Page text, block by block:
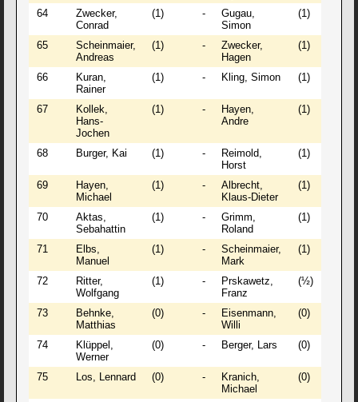
64
Zwecker,
Conrad
(1) -
Gugau,
Simon
(1)
65
Scheinmaier,
Andreas
(1) -
Zwecker,
Hagen
(1)
66
Kuran,
Rainer
(1) - Kling, Simon (1)
67
Kollek,
Hans-
Jochen
(1) -
Hayen,
Andre
(1)
68 Burger, Kai (1) -
Reimold,
Horst
(1)
69
Hayen,
Michael
(1) -
Albrecht,
Klaus-Dieter
(1)
70
Aktas,
Sebahattin
(1) -
Grimm,
Roland
(1)
71
Elbs,
Manuel
(1) -
Scheinmaier,
Mark
(1)
72
Ritter,
Wolfgang
(1) -
Prskawetz,
Franz
(½)
73
Behnke,
Matthias
(0) -
Eisenmann,
Willi
(0)
74
Klüppel,
Werner
(0) - Berger, Lars (0)
75 Los, Lennard (0) -
Kranich,
Michael
(0)